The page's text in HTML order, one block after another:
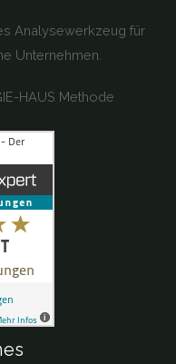
Analysewerkzeug für
Unternehmen.
HAUS Methode